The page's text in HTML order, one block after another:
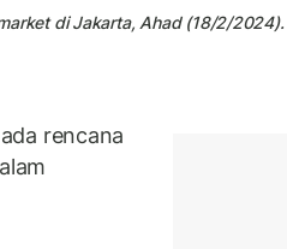
di Jakarta, Ahad (18/2/2024).
rencana